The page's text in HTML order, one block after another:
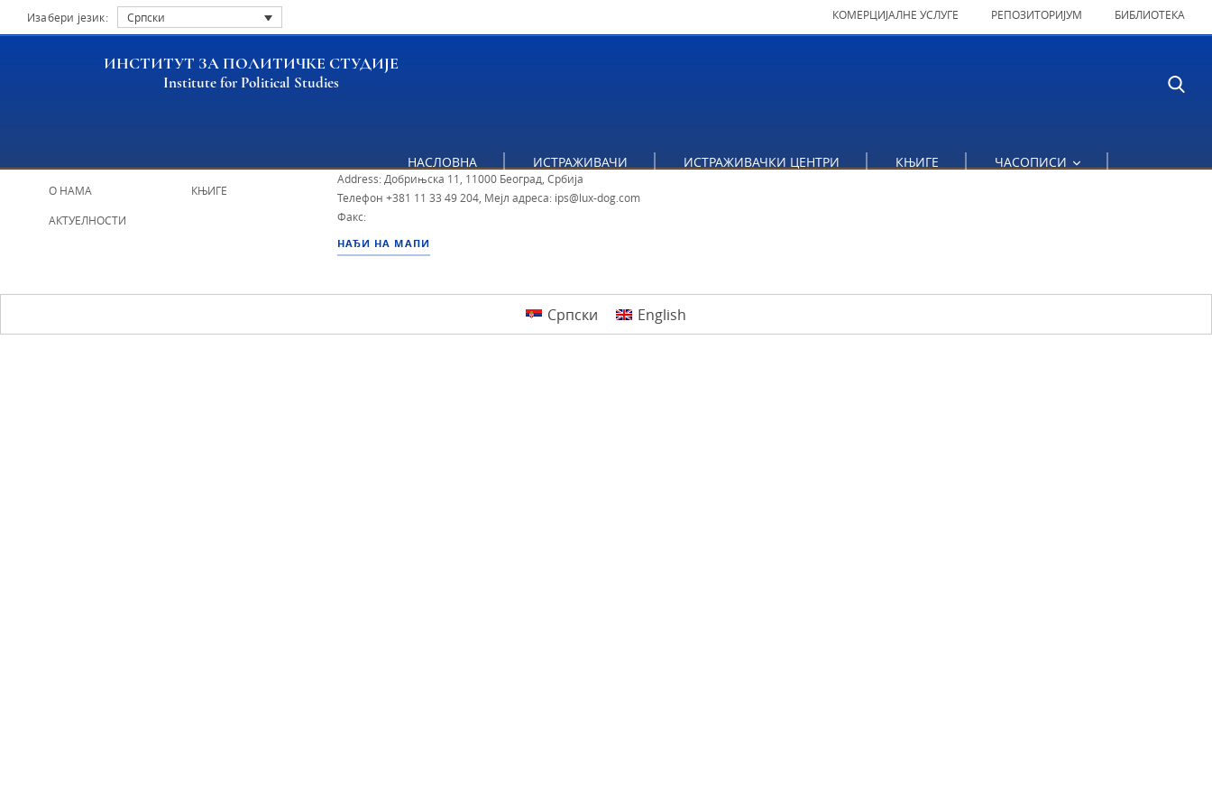
Изабери језик: Српски КОМЕРЦИЈАЛНЕ УСЛУГЕ РЕПОЗИТОРИЈУМ БИБЛИОТЕКА
ИНСТИТУТ ЗА ПОЛИТИЧКЕ СТУДИЈЕ
Institute for Political Studies
НАСЛОВНА ИСТРАЖИВАЧИ ИСТРАЖИВАЧКИ ЦЕНТРИ КЊИГЕ ЧАСОПИСИ
О НАМА
АКТУЕЛНОСТИ
КЊИГЕ
ИПС - Институт за политичке студије
Address: Добрињска 11, 11000 Београд, Србија
Телефон +381 11 33 49 204, Мејл адреса: ips@lux-dog.com
Факс:
НАЂИ НА МАПИ
Српски English